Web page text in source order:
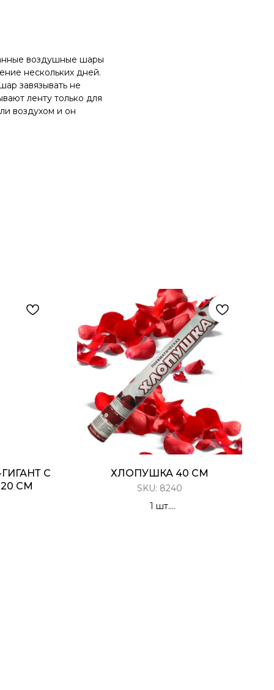
воздушные шары
нескольких дней.
завязывать не
ленту только для
воздухом и он
С
СМ
ХЛОПУШКА 40 СМ
SKU: 8240
1 шт.